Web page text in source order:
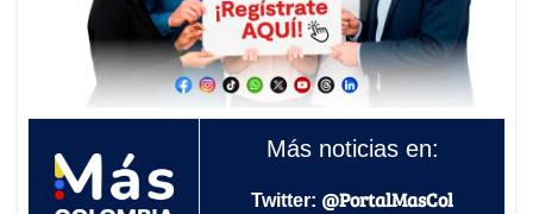
Más noticias en:
Twitter: @PortalMasCol